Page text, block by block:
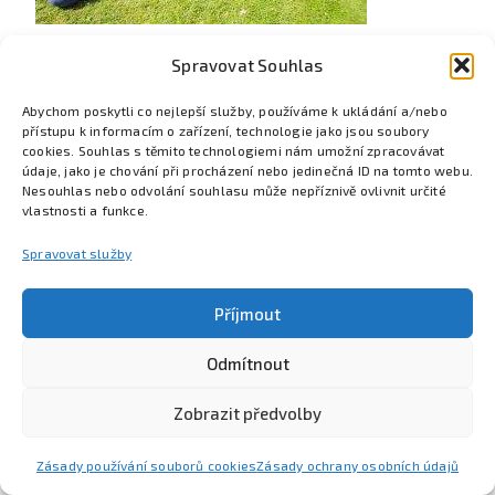
Spravovat Souhlas
Abychom poskytli co nejlepší služby, používáme k ukládání a/nebo
přístupu k informacím o zařízení, technologie jako jsou soubory
cookies. Souhlas s těmito technologiemi nám umožní zpracovávat
údaje, jako je chování při procházení nebo jedinečná ID na tomto webu.
Nesouhlas nebo odvolání souhlasu může nepříznivě ovlivnit určité
vlastnosti a funkce.
Spravovat služby
Příjmout
Odmítnout
Zobrazit předvolby
Zásady používání souborů cookiesZásady ochrany osobních údajů